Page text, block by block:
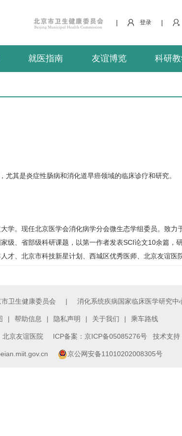
| 登录 |
就医指南 友谊博览 科研
尤其是炎症性肠病和消化道早癌领域的临床诊疗和研究。
学。现任北京医学会消化病学分会微生态学组委员。致
级、省部级科研课题，以第一作者发表SCI论文10余篇，
才、北京市科技新星计划、西城区优秀医师、北京友谊医
卫生健康委员会 | 消化系统疾病国家临床医学研究中
| 帮助信息 | 隐私声明 | 关于我们 | 乘车路线
北京友谊医院 ICP备案：京ICP备05085276号 技术支持
京公网安备11010202008305号